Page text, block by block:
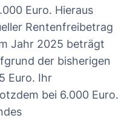
Euro. Hieraus
Rentenfreibetrag
Jahr 2025 beträgt
der bisherigen
Euro. Ihr
bei 6.000 Euro.